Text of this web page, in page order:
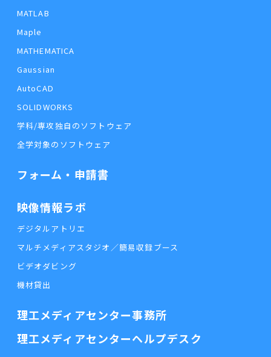
MATLAB
Maple
MATHEMATICA
Gaussian
AutoCAD
SOLIDWORKS
学科/専攻独自のソフトウェア
全学対象のソフトウェア
フォーム・申請書
映像情報ラボ
デジタルアトリエ
マルチメディアスタジオ／簡易収録ブース
ビデオダビング
機材貸出
理工メディアセンター事務所
理工メディアセンターヘルプデスク